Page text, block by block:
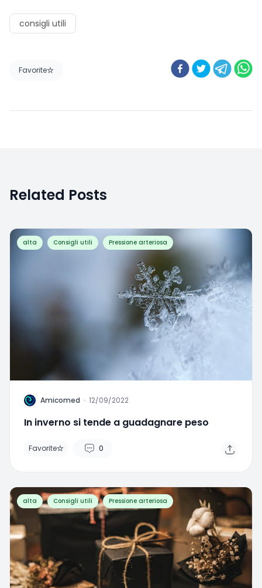
consigli utili
Favorite
Related Posts
alta Consigli utili Pressione arteriosa
A Amicomed · 12/09/2022
In inverno si tende a guadagnare peso
Favorite 0
alta Consigli utili Pressione arteriosa